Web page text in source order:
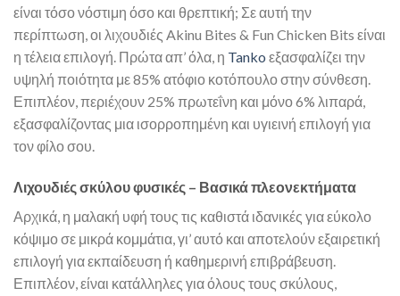
είναι τόσο νόστιμη όσο και θρεπτική; Σε αυτή την
περίπτωση, οι λιχουδιές Akinu Bites & Fun Chicken Bits είναι
η τέλεια επιλογή. Πρώτα απ’ όλα, η Tanko εξασφαλίζει την
υψηλή ποιότητα με 85% ατόφιο κοτόπουλο στην σύνθεση.
Επιπλέον, περιέχουν 25% πρωτεΐνη και μόνο 6% λιπαρά,
εξασφαλίζοντας μια ισορροπημένη και υγιεινή επιλογή για
τον φίλο σου.
Λιχουδιές σκύλου φυσικές – Βασικά πλεονεκτήματα
Αρχικά, η μαλακή υφή τους τις καθιστά ιδανικές για εύκολο
κόψιμο σε μικρά κομμάτια, γι’ αυτό και αποτελούν εξαιρετική
επιλογή για εκπαίδευση ή καθημερινή επιβράβευση.
Επιπλέον, είναι κατάλληλες για όλους τους σκύλους,